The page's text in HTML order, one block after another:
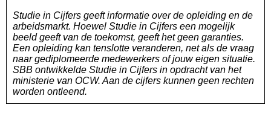
Studie in Cijfers geeft informatie over de opleiding en de
arbeidsmarkt. Hoewel Studie in Cijfers een mogelijk
beeld geeft van de toekomst, geeft het geen garanties.
Een opleiding kan tenslotte veranderen, net als de vraag
naar gediplomeerde medewerkers of jouw eigen situatie.
SBB ontwikkelde Studie in Cijfers in opdracht van het
ministerie van OCW. Aan de cijfers kunnen geen rechten
worden ontleend.